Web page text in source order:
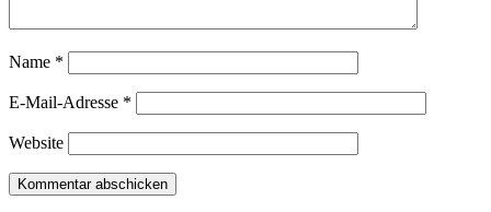
Name *
E-Mail-Adresse *
Website